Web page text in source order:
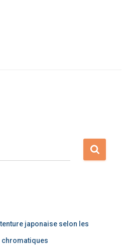
japonaise selon les
chromatiques